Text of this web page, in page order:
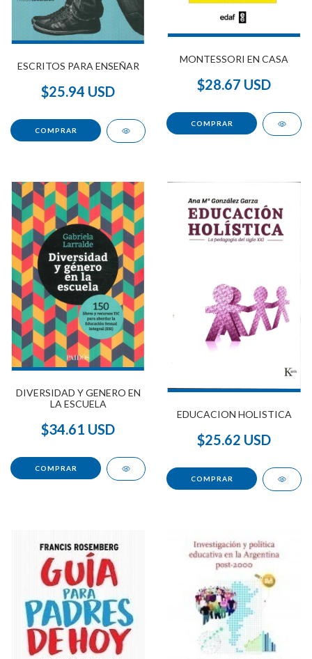
ESCRITOS PARA ENSEÑAR
$25.94 USD
MONTESSORI EN CASA
$28.67 USD
DIVERSIDAD Y GENERO EN
LA ESCUELA
$34.61 USD
EDUCACION HOLISTICA
$25.62 USD